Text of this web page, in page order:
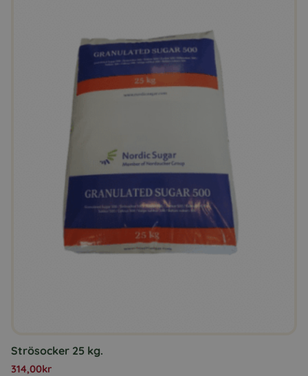
Strösocker 25 kg.
314,00kr